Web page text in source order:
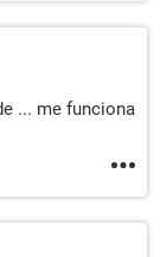
... me funciona